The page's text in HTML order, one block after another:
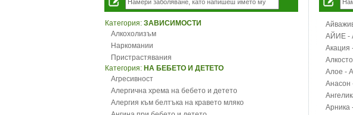
Категория: ЗАВИСИМОСТИ
Алкохолизъм
Наркомании
Пристрастявания
Категория: НА БЕБЕТО И ДЕТЕТО
Агресивност
Алергична хрема на бебето и детето
Алергия към белтъка на кравето мляко
АЙИЕ -
Акация
Алое -
Анасон
Арника